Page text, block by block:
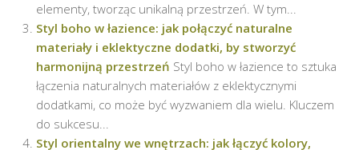
elementy, tworząc unikalną przestrzeń. W tym...
Styl boho w łazience: jak połączyć naturalne
materiały i eklektyczne dodatki, by stworzyć
harmonijną przestrzeń Styl boho w łazience to sztuka
łączenia naturalnych materiałów z eklektycznymi
dodatkami, co może być wyzwaniem dla wielu. Kluczem
do sukcesu...
Styl orientalny we wnętrzach: jak łączyć kolory,